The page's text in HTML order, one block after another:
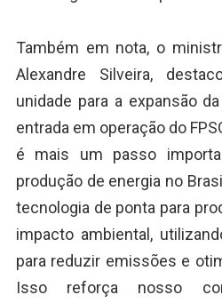
Também em nota, o
Alexandre Silveira,
unidade para a expansão
entrada em operação do
é mais um passo
produção de energia no
tecnologia de ponta para
impacto ambiental,
para reduzir emissões e
Isso reforça nosso